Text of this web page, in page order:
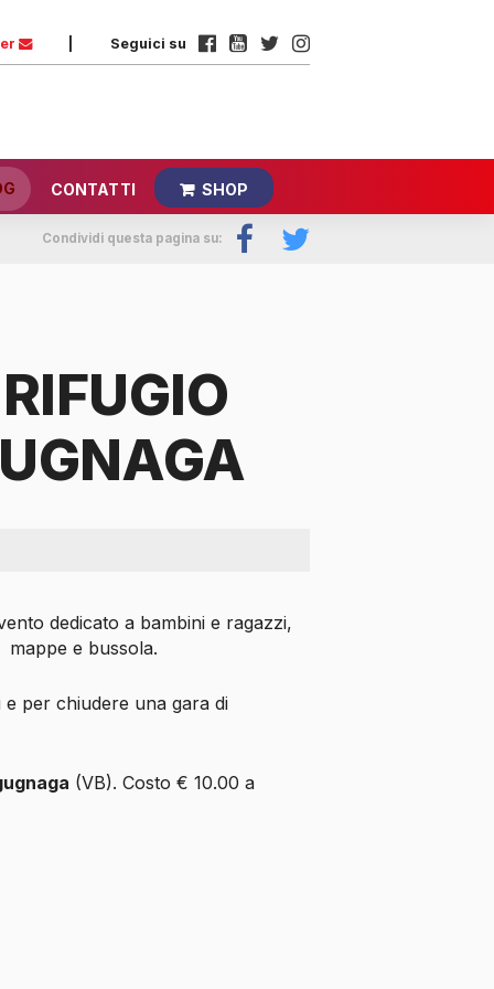
Seguici su
CONTATTI SHOP
Condividi questa pagina su:
dedicato a bambini e ragazzi,
e bussola.
per chiudere una gara di
(VB). Costo € 10.00 a